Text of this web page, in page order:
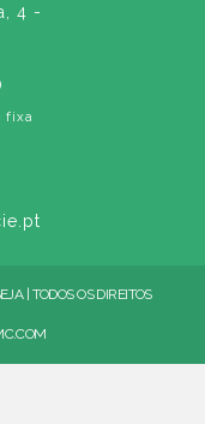
4 -
fixa
| TODOS OS DIREITOS